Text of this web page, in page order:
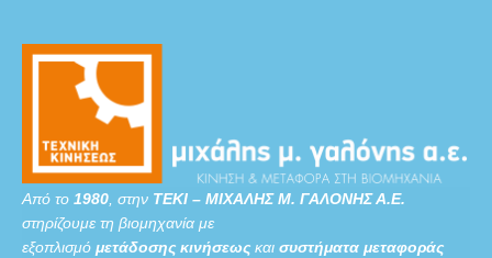
Από το 1980 , στην ΤΕΚΙ – ΜΙΧΑΛΗΣ Μ. ΓΑΛΟΝΗΣ Α.Ε.
στηρίζουμε τη βιομηχανία με
εξοπλισμό μετάδοσης κινήσεως και συστήματα μεταφοράς